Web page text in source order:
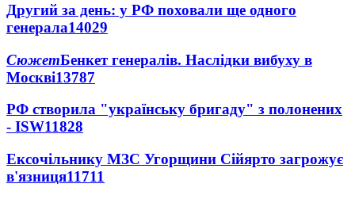
Другий за день: у РФ поховали ще одного
генерала14029
СюжетБенкет генералів. Наслідки вибуху в
Москві13787
РФ створила "українську бригаду" з полонених
- ISW11828
Ексочільнику МЗС Угорщини Сійярто загрожує
в'язниця11711